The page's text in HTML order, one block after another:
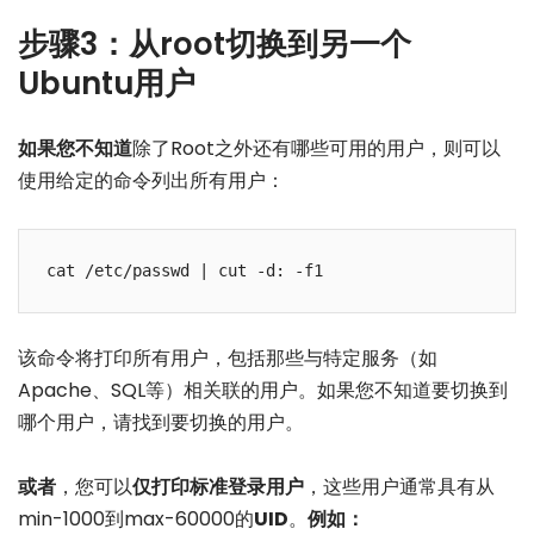
步骤3：从root切换到另一个
Ubuntu用户
如果您不知道除了Root之外还有哪些可用的用户，则可以
使用给定的命令列出所有用户：
cat /etc/passwd | cut -d: -f1
该命令将打印所有用户，包括那些与特定服务（如
Apache、SQL等）相关联的用户。如果您不知道要切换到
哪个用户，请找到要切换的用户。
或者 ，您可以仅打印标准登录用户 ，这些用户通常具有从
min-1000到max-60000的UID。 例如：